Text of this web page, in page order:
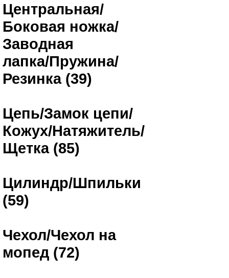
Центральная/
Боковая ножка/
Заводная
лапка/Пружина/
Резинка (39)
Цепь/Замок цепи/
Кожух/Натяжитель/
Щетка (85)
Цилиндр/Шпильки
(59)
Чехол/Чехол на
мопед (72)